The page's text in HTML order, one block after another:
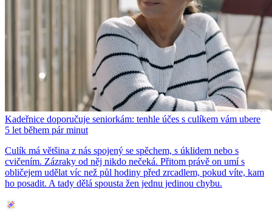
Kadeřnice doporučuje seniorkám: tenhle účes s culíkem vám ubere
5 let během pár minut
Culík má většina z nás spojený se spěchem, s úklidem nebo s
cvičením. Zázraky od něj nikdo nečeká. Přitom právě on umí s
obličejem udělat víc než půl hodiny před zrcadlem, pokud víte, kam
ho posadit. A tady dělá spousta žen jednu jedinou chybu.